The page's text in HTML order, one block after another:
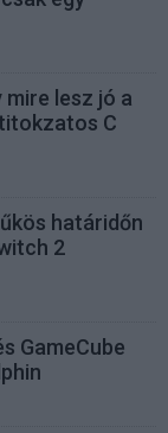
lesz jó a
C
határidőn
2
GameCube